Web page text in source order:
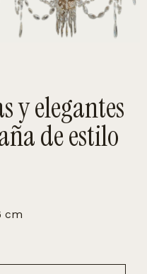
y elegantes
de estilo
cm